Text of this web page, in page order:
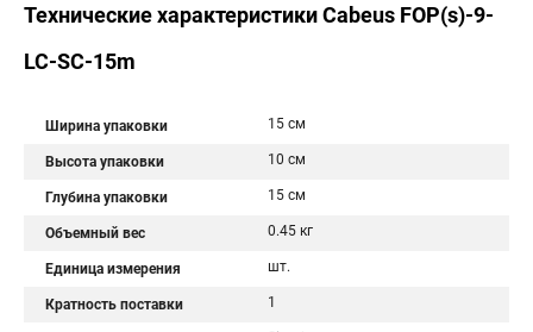
Технические характеристики Cabeus FOP(s)-9-
LC-SC-15m
Ширина упаковки 15 см
Высота упаковки 10 см
Глубина упаковки 15 см
Объемный вес 0.45 кг
Единица измерения шт.
Кратность поставки 1